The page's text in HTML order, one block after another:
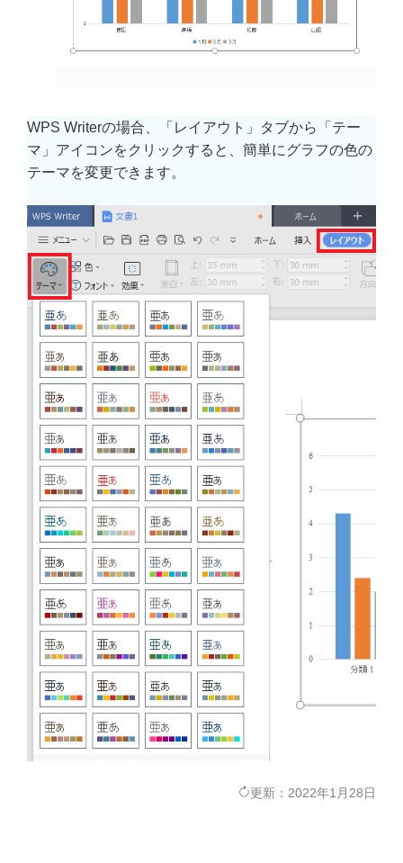
WPS Writerの場合、「レイアウト」タブから「テー
マ」アイコンをクリックすると、簡単にグラフの色の
テーマを変更できます。
更新：2022年1月28日